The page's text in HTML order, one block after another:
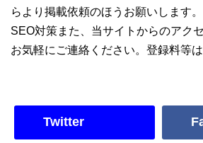
らより掲載依頼のほうお願いします
SEO対策また、当サイトからのアク
お気軽にご連絡ください。登録料等
Twitter